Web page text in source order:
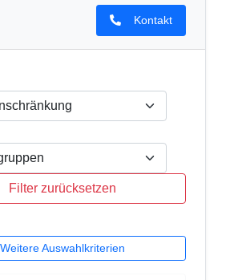
Kontakt
Filter zurücksetzen
Weitere Auswahlkriterien